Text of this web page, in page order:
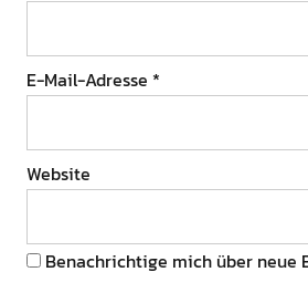
E-Mail-Adresse *
Website
Benachrichtige mich über neue